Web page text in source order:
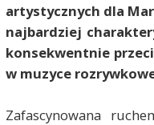
artystycznych dla
najbardziej
konsekwentnie
w muzyce
Zafascynowana